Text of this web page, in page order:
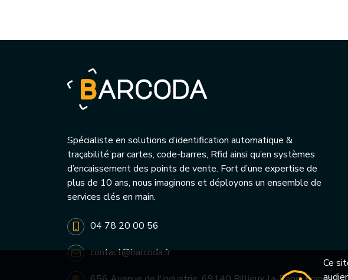
Spécialiste en solutions d’identification automatique &
traçabilité par cartes, code-barres, Rfid ainsi qu’en systèmes
d’encaissement des points de vente. Fort d’une expertise de
plus de 10 ans, nous imaginons et déployons un ensemble de
services clés en main.
04 78 20 00 56
contact@barcoda.fr
Ce